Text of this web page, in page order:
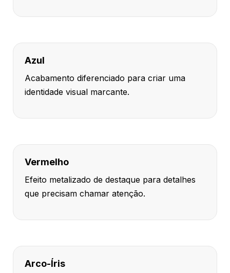
Azul
Acabamento diferenciado para criar uma
identidade visual marcante.
Vermelho
Efeito metalizado de destaque para detalhes
que precisam chamar atenção.
Arco-Íris